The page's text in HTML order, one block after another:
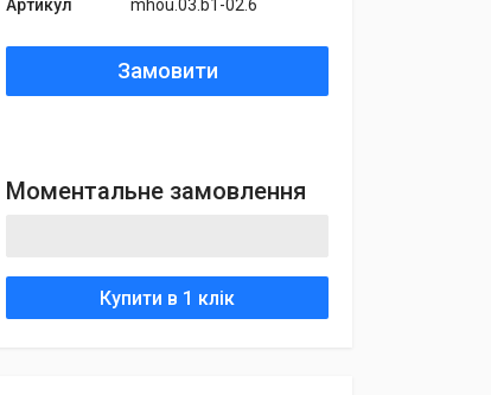
Артикул mhou.03.b1-02.6
Замовити
Моментальне замовлення
Купити в 1 клік